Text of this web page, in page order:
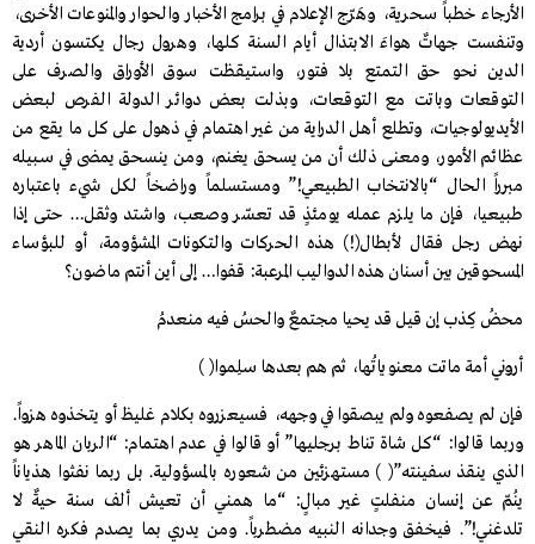
الأرجاء خطباً سحرية، وهَرّج الإعلام في برامج الأخبار والحوار والمنوعات الأخرى،
وتنفست جهاتٌ هواءَ الابتذال أيام السنة كلها، وهرول رجال يكتسون أردية
الدين نحو حق التمتع بلا فتور، واستيقظت سوق الأوراق والصرف على
التوقعات وباتت مع التوقعات، وبذلت بعض دوائر الدولة الفرص لبعض
الأيديولوجيات، وتطلع أهل الدراية من غير اهتمام في ذهول على كل ما يقع من
عظائم الأمور، ومعنى ذلك أن من يسحق يغنم، ومن ينسحق يمضى في سـبيله
مبرراً الحال “بالانتخاب الطبيعي!” ومستسلماً وراضخاً لكل شيء باعتباره
طبيعيا، فإن ما يلزم عمله يومئذٍ قد تعسّر وصعب، واشتد وثقل… حتى إذا
نهض رجل فقال لأبطال(!) هذه الحركات والتكونات المشؤومة، أو للبؤساء
المسحوقين بين أسنان هذه الدواليب المرعبة: قفوا… إلى أين أنتم ماضون؟
محضُ كِذب إن قيل قد يحيا مجتمعٌ والحسُ فيه منعدمُ
أروني أمة ماتت معنوياتُها، ثم هم بعدها سلِموا( )
فإن لم يصفعوه ولم يبصقوا في وجهه، فسيعزروه بكلام غليظ أو يتخذوه هزواً.
وربما قالوا: “كل شاة تناط برجليها” أو قالوا في عدم اهتمام: “الربان الماهر هو
الذي ينقذ سفينته”( ) مستهزئين من شعوره بالمسؤولية. بل ربما نفثوا هذياناً
ينُمّ عن إنسان منفلتٍ غير مبالٍ: “ما همني أن تعيش ألف سنة حيةٌ لا
تلدغني!”. فيخفق وجدانه النبيه مضطرباً. ومن يدري بما يصدم فكره النقي